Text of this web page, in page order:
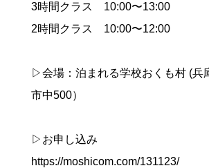
3時間クラス 10:00〜13:00
2時間クラス 10:00〜12:00
▷会場：泊まれる学校おくも村 (兵
市中500）
▷お申し込み
https://moshicom.com/131123/